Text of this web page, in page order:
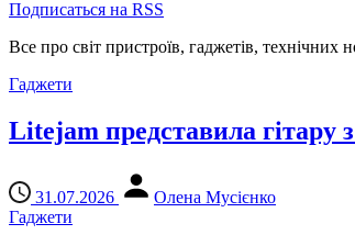
Подписаться на RSS
Все про світ пристроїв, гаджетів,
Гаджети
Litejam представила гітару
31.07.2026
Олена Мусієнко
Гаджети